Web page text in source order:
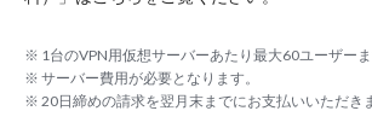
※ 1台のVPN用仮想サーバーあたり最大60ユーザーま
※ サーバー費用が必要となります。
※ 20日締めの請求を翌月末までにお支払いいただきま